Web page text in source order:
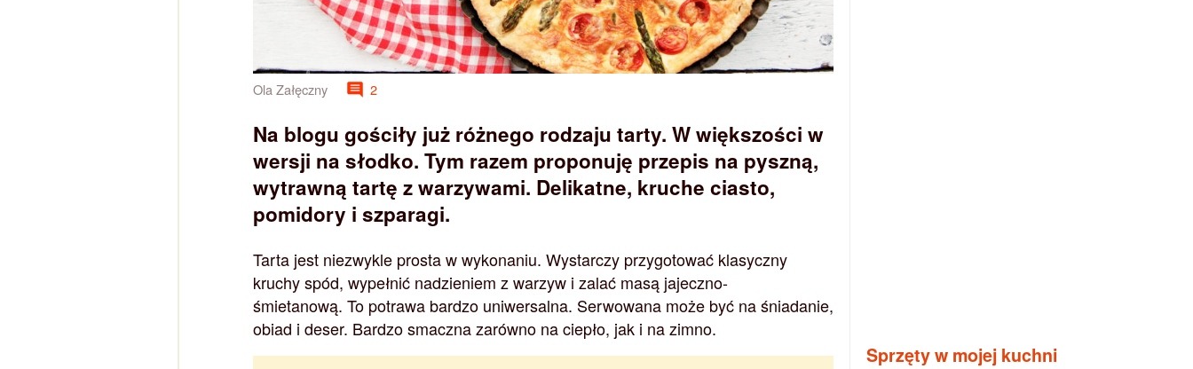
Ola Załęczny 2
Na blogu gościły już różnego rodzaju tarty. W większości w
wersji na słodko. Tym razem proponuję przepis na pyszną,
wytrawną tartę z warzywami. Delikatne, kruche ciasto,
pomidory i szparagi.
Tarta jest niezwykle prosta w wykonaniu. Wystarczy przygotować klasyczny
kruchy spód, wypełnić nadzieniem z warzyw i zalać masą jajeczno-
śmietanową. To potrawa bardzo uniwersalna. Serwowana może być na śniadanie,
obiad i deser. Bardzo smaczna zarówno na ciepło, jak i na zimno.
Sprzęty w mojej kuchni